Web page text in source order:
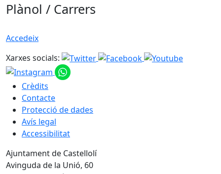
Plànol / Carrers
Accedeix
Xarxes socials:
Crèdits
Contacte
Protecció de dades
Avís legal
Accessibilitat
Ajuntament de Castellolí
Avinguda de la Unió, 60